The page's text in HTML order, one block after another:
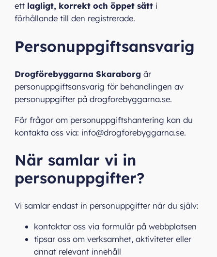
ett lagligt, korrekt och öppet sätt i
förhållande till den registrerade.
Personuppgiftsansvarig
Drogförebyggarna Skaraborg är
personuppgiftsansvarig för behandlingen av
personuppgifter på drogforebyggarna.se.
För frågor om personuppgiftshantering kan du
kontakta oss via: info@drogforebyggarna.se.
När samlar vi in
personuppgifter?
Vi samlar endast in personuppgifter när du själv:
kontaktar oss via formulär på webbplatsen
tipsar oss om verksamhet, aktiviteter eller
annat relevant innehåll